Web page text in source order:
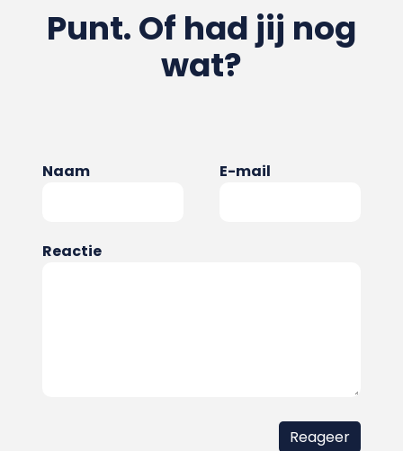
Punt. Of had jij nog
wat?
Naam E-mail
Reactie